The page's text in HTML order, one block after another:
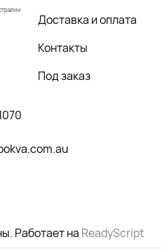
Доставка и оплата
Контакты
Под заказ
Работает на ReadyScript